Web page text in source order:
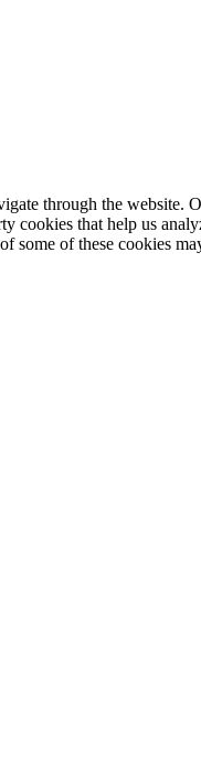
through the website.
cookies that help us
some of these cookies